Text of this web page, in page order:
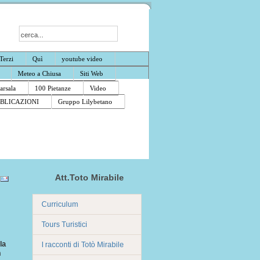
Quì
youtube video
Meteo a Chiusa
Siti Web
100 Pietanze
Video
Gruppo Lilybetano
Att.Toto Mirabile
Curriculum
Tours Turistici
I racconti di Totò Mirabile